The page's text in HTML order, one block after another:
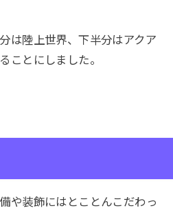
は陸上世界、下半分はアクア
ことにしました。
や装飾にはとことんこだわっ